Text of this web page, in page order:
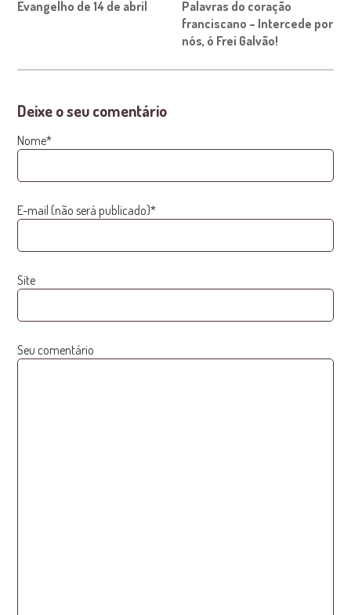
Evangelho de 14 de abril
Palavras do coração
franciscano – Intercede por
nós, ó Frei Galvão!
Deixe o seu comentário
Nome*
E-mail (não será publicado)*
Site
Seu comentário